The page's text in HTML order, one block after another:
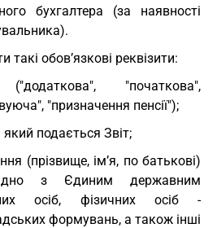
бухгалтера (за наявності
такі обов’язкові реквізити:
"початкова",
"призначення пенсії");
який подається Звіт;
(прізвище, ім’я, по батькові)
з Єдиним державним
осіб, фізичних осіб -
формувань, а також інші